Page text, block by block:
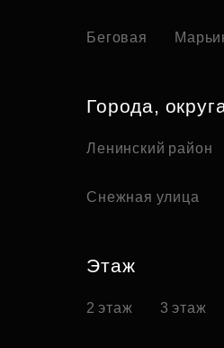
Беговая
Города,
Ленинский район
Снежная улица
Этаж
2 этаж 3 этаж